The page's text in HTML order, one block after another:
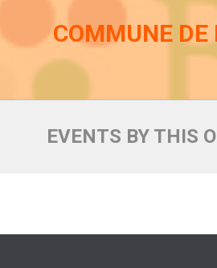
COMMUNE DE
EVENTS BY THIS